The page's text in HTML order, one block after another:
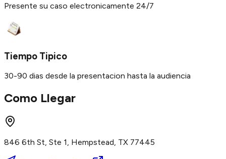
Presente su caso electronicamente 24/7
Tiempo Tipico
30-90 dias desde la presentacion hasta la audiencia
Como Llegar
846 6th St, Ste 1, Hempstead, TX 77445